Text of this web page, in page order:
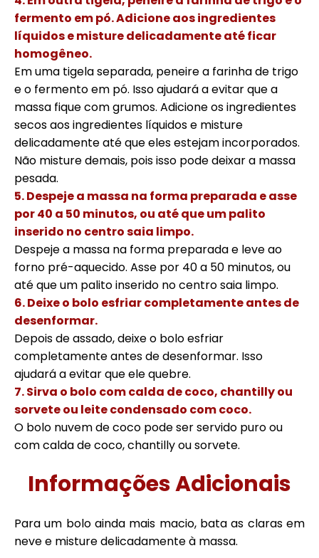
fermento em pó. Adicione aos ingredientes
líquidos e misture delicadamente até ficar
homogêneo.
Em uma tigela separada, peneire a farinha de trigo
e o fermento em pó. Isso ajudará a evitar que a
massa fique com grumos. Adicione os ingredientes
secos aos ingredientes líquidos e misture
delicadamente até que eles estejam incorporados.
Não misture demais, pois isso pode deixar a massa
pesada.
5. Despeje a massa na forma preparada e asse
por 40 a 50 minutos, ou até que um palito
inserido no centro saia limpo.
Despeje a massa na forma preparada e leve ao
forno pré-aquecido. Asse por 40 a 50 minutos, ou
até que um palito inserido no centro saia limpo.
6. Deixe o bolo esfriar completamente antes de
desenformar.
Depois de assado, deixe o bolo esfriar
completamente antes de desenformar. Isso
ajudará a evitar que ele quebre.
7. Sirva o bolo com calda de coco, chantilly ou
sorvete ou leite condensado com coco.
O bolo nuvem de coco pode ser servido puro ou
com calda de coco, chantilly ou sorvete.
Informações Adicionais
Para um bolo ainda mais macio, bata as claras em
neve e misture delicadamente à massa.